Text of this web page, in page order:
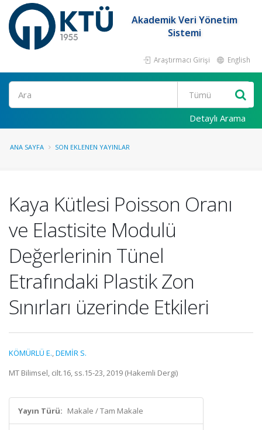
Akademik Veri Yönetim
Sistemi
Araştırmacı Girişi English
Ara
Detaylı Arama
ANA SAYFA SON EKLENEN YAYINLAR
Kaya Kütlesi Poisson Oranı
ve Elastisite Modulü
Değerlerinin Tünel
Etrafındaki Plastik Zon
Sınırları üzerinde Etkileri
KÖMÜRLÜ E.,DEMİR S.
MT Bilimsel, cilt.16, ss.15-23, 2019 (Hakemli Dergi)
Yayın Türü: Makale / Tam Makale